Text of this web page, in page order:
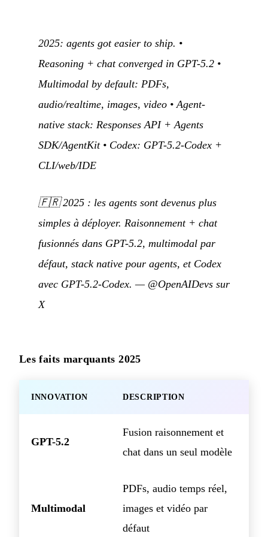
2025: agents got easier to ship. •
Reasoning + chat converged in GPT-5.2 •
Multimodal by default: PDFs,
audio/realtime, images, video • Agent-
native stack: Responses API + Agents
SDK/AgentKit • Codex: GPT-5.2-Codex +
CLI/web/IDE
🇫🇷2025 : les agents sont devenus plus
simples à déployer. Raisonnement + chat
fusionnés dans GPT-5.2, multimodal par
défaut, stack native pour agents, et Codex
avec GPT-5.2-Codex. — @OpenAIDevs sur
X
Les faits marquants 2025
INNOVATION DESCRIPTION
GPT-5.2
Fusion raisonnement et
chat dans un seul modèle
Multimodal
PDFs, audio temps réel,
images et vidéo par
défaut